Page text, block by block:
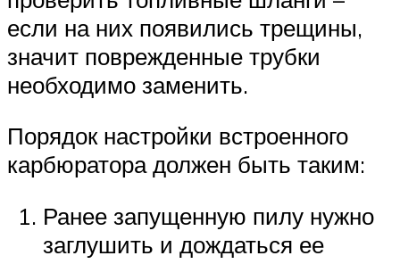
если на них появились трещины,
значит поврежденные трубки
необходимо заменить.
Порядок настройки встроенного
карбюратора должен быть таким:
Ранее запущенную пилу нужно
заглушить и дождаться ее